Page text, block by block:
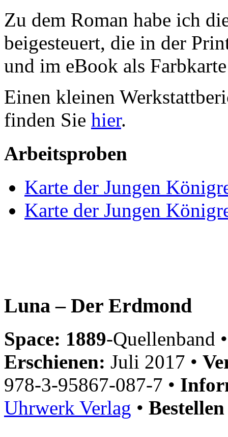
Zu dem Roman habe ich
beigesteuert, die in der
und im eBook als
Einen kleinen
finden Sie hier.
Arbeitsproben
Karte der Jungen
Karte der Jungen
Luna – Der Erdmond
Space: 1889-Quellenband
Erschienen: Juli 2017 •
978-3-95867-087-7 •
Uhrwerk Verlag •